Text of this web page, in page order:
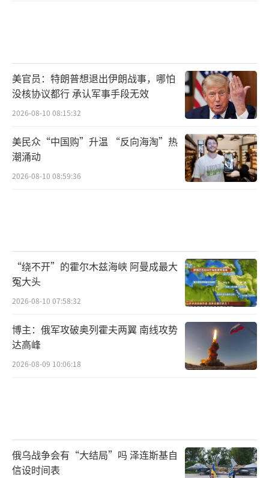
美官员：特朗普想退出伊朗战事，哪怕
没核协议都行 承认军事手段无效
2026-08-10 08:15:32
美民众“中国购”升温 “反向海淘”热
潮涌动
2026-08-10 08:59:36
“绕不开”的霍尔木兹海峡 阿曼成最大
冤大头
2026-08-10 07:58:32
博主：俄军攻破奥列霍夫两翼 南线攻势
达高峰
2026-08-09 10:06:18
俄乌战争会有“大结局”吗 泽连斯基自
信设时间表